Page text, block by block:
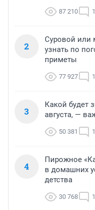
87 210
2
Суровой или
узнать по
приметы
77 927
3
Какой будет
августа, —
50 381
4
Пирожное
в домашних
детства
30 768